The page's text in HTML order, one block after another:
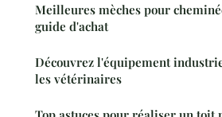
Meilleures mèches pour
guide d'achat
Découvrez l'équipement
les vétérinaires